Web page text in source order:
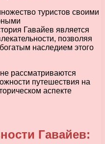
туристов своими
Гавайев является
позволяя
наследием этого
рассматриваются
путешествия на
аспекте
Гавайев: